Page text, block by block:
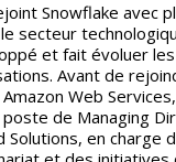
Snowflake avec
secteur
et fait évoluer
Avant de
Web
de Managing
Solutions, en charge